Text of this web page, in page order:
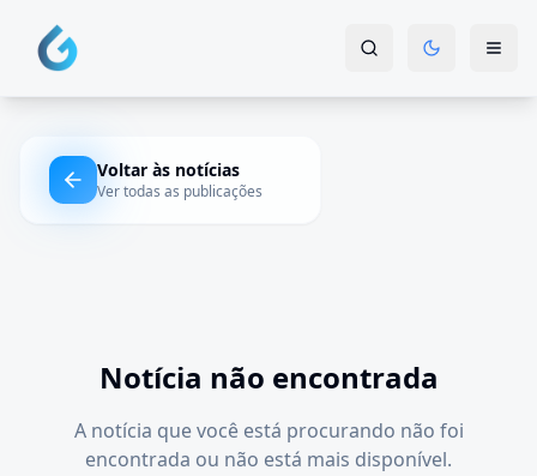
Voltar às notícias
Ver todas as publicações
Notícia não encontrada
A notícia que você está procurando não foi
encontrada ou não está mais disponível.